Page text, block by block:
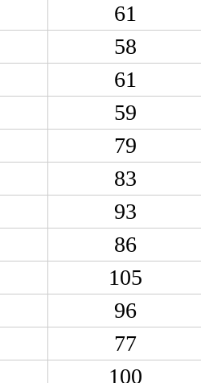
61
58
61
59
79
83
93
86
105
96
77
100